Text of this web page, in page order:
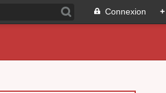
Connexion +